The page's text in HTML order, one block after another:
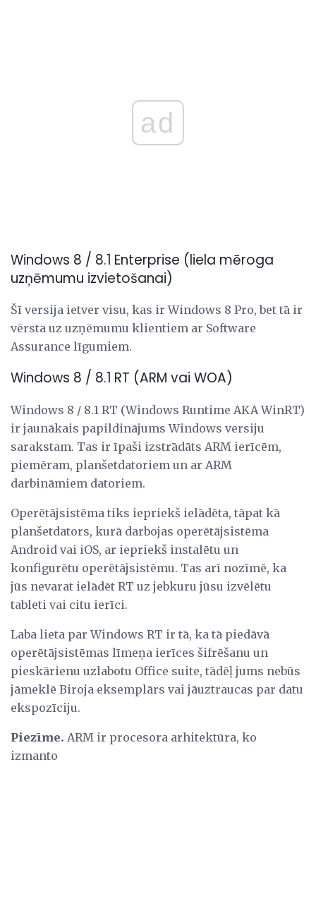
ad
Windows 8 / 8.1 Enterprise (liela mēroga
uzņēmumu izvietošanai)
Šī versija ietver visu, kas ir Windows 8 Pro, bet tā ir
vērsta uz uzņēmumu klientiem ar Software
Assurance līgumiem.
Windows 8 / 8.1 RT (ARM vai WOA)
Windows 8 / 8.1 RT (Windows Runtime AKA WinRT)
ir jaunākais papildinājums Windows versiju
sarakstam. Tas ir īpaši izstrādāts ARM ierīcēm,
piemēram, planšetdatoriem un ar ARM
darbināmiem datoriem.
Operētājsistēma tiks iepriekš ielādēta, tāpat kā
planšetdators, kurā darbojas operētājsistēma
Android vai iOS, ar iepriekš instalētu un
konfigurētu operētājsistēmu. Tas arī nozīmē, ka
jūs nevarat ielādēt RT uz jebkuru jūsu izvēlētu
tableti vai citu ierīci.
Laba lieta par Windows RT ir tā, ka tā piedāvā
operētājsistēmas līmeņa ierīces šifrēšanu un
pieskārienu uzlabotu Office suite, tādēļ jums nebūs
jāmeklē Biroja eksemplārs vai jāuztraucas par datu
ekspozīciju.
Piezīme. ARM ir procesora arhitektūra, ko
izmanto